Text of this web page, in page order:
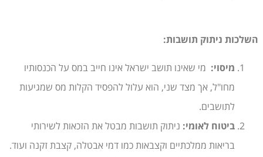
השלכות ניתוק תושבות:
מיסוי: מי שאינו תושב ישראל אינו חייב במס על הכנסותיו
מחו"ל, אך מצד שני, הוא עלול להפסיד הקלות מס שמגיעות
לתושבים.
ביטוח לאומי: ניתוק תושבות מבטל את הזכאות לשירותי
בריאות ממלכתיים וקצבאות כמו דמי אבטלה, קצבת זקנה ועוד.